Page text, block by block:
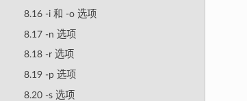
8.16 -i 和 -o 选项
8.17 -n 选项
8.18 -r 选项
8.19 -p 选项
8.20 -s 选项